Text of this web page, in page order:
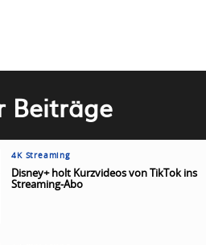
Beiträge
4K Streaming
Disney+ holt Kurzvideos von TikTok ins
Streaming-Abo